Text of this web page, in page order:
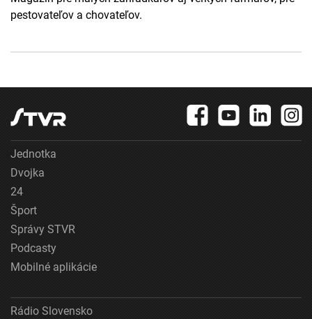
pestovateľov a chovateľov.
Jednotka
Dvojka
24
Šport
Správy STVR
Podcasty
Mobilné aplikácie
Rádio Slovensko